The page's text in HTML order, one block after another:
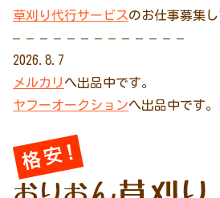
草刈り代行サービスのお仕事募集し
– – – – – – – – – – – – –
2026.8.7
メルカリ へ出品中です。
ヤフーオークションへ出品中です。